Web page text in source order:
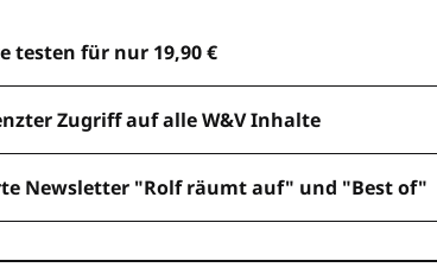
testen für nur 19,90 €
Zugriff auf alle W&V Inhalte
Newsletter "Rolf räumt auf" und "Best of"